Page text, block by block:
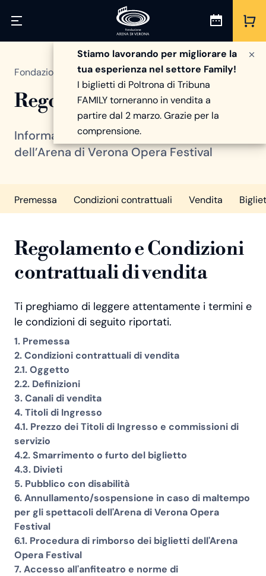
Fondazione Arena di Verona/Arena Opera Festival
Regolamento
Informazioni utili per gli spettatori
dell’Arena di Verona Opera Festival
Premessa Condizioni contrattuali Vendita
Regolamento e Condizioni
contrattuali di vendita
Ti preghiamo di leggere attentamente i termini e
le condizioni di seguito riportati.
1. Premessa
2. Condizioni contrattuali di vendita
2.1. Oggetto
2.2. Definizioni
3. Canali di vendita
4. Titoli di Ingresso
4.1. Prezzo dei Titoli di Ingresso e commissioni di
servizio
4.2. Smarrimento o furto del biglietto
4.3. Divieti
5. Pubblico con disabilità
6. Annullamento/sospensione in caso di maltempo
per gli spettacoli dell'Arena di Verona Opera
Festival
6.1. Procedura di rimborso dei biglietti dell'Arena
Opera Festival
7. Accesso all'anfiteatro e norme di
Stiamo lavorando per migliorare la
tua esperienza nel settore Family!
I biglietti di Poltrona di Tribuna
FAMILY torneranno in vendita a
partire dal 2 marzo. Grazie per la
comprensione.